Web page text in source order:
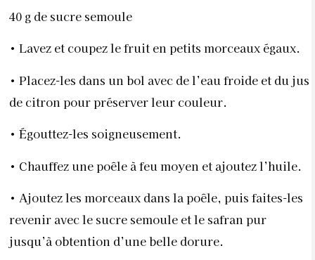
40 g de sucre semoule
• Lavez et coupez le fruit en petits morceaux égaux.
• Placez-les dans un bol avec de l’eau froide et du jus
de citron pour préserver leur couleur.
• Égouttez-les soigneusement.
• Chauffez une poêle à feu moyen et ajoutez l’huile.
• Ajoutez les morceaux dans la poêle, puis faites-les
revenir avec le sucre semoule et le safran pur
jusqu’à obtention d’une belle dorure.